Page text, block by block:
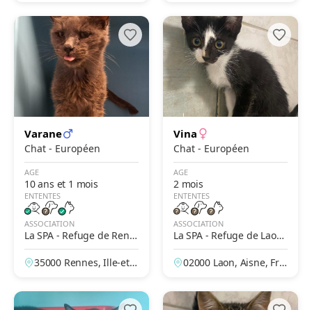
Varane
Chat - Européen
AGE
10 ans et 1 mois
ENTENTES
ASSOCIATION
La SPA - Refuge de Renn
es
35000 Rennes, Ille-et-V
Vina
Chat - Européen
AGE
2 mois
ENTENTES
ASSOCIATION
La SPA - Refuge de Laon
– Des Prés de Longuevall
e 02000 Laon, Aisne, Fra